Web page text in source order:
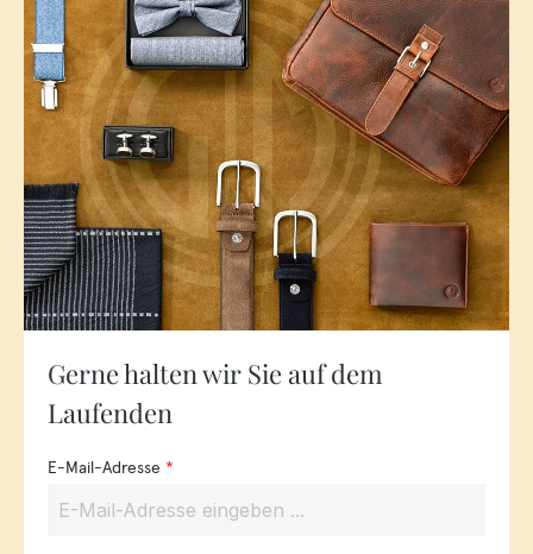
Gerne halten wir Sie auf dem
Laufenden
E-Mail-Adresse *